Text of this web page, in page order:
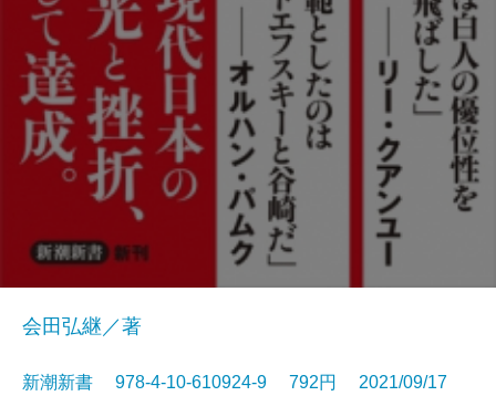
会田弘継／著
新潮新書 978-4-10-610924-9 792円 2021/09/17